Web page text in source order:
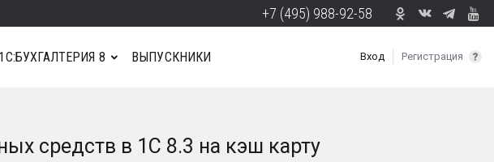
+7 (495) 988-92-58
Вход Регистрация
8 ВЫПУСКНИКИ
средств в 1С 8.3 на кэш карту